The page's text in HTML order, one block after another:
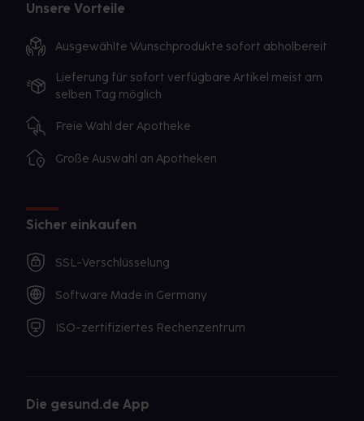
Unsere Vorteile
Ausgewählte Wunschprodukte sofort abholbereit
Lieferung für sofort verfügbare Artikel meist am
selben Tag möglich
Freie Wahl der Apotheke
Große Auswahl an Apotheken
Sicher einkaufen
SSL-Verschlüsselung
Software Made in Germany
ISO-zertifiziertes Rechenzentrum
Die gesund.de App